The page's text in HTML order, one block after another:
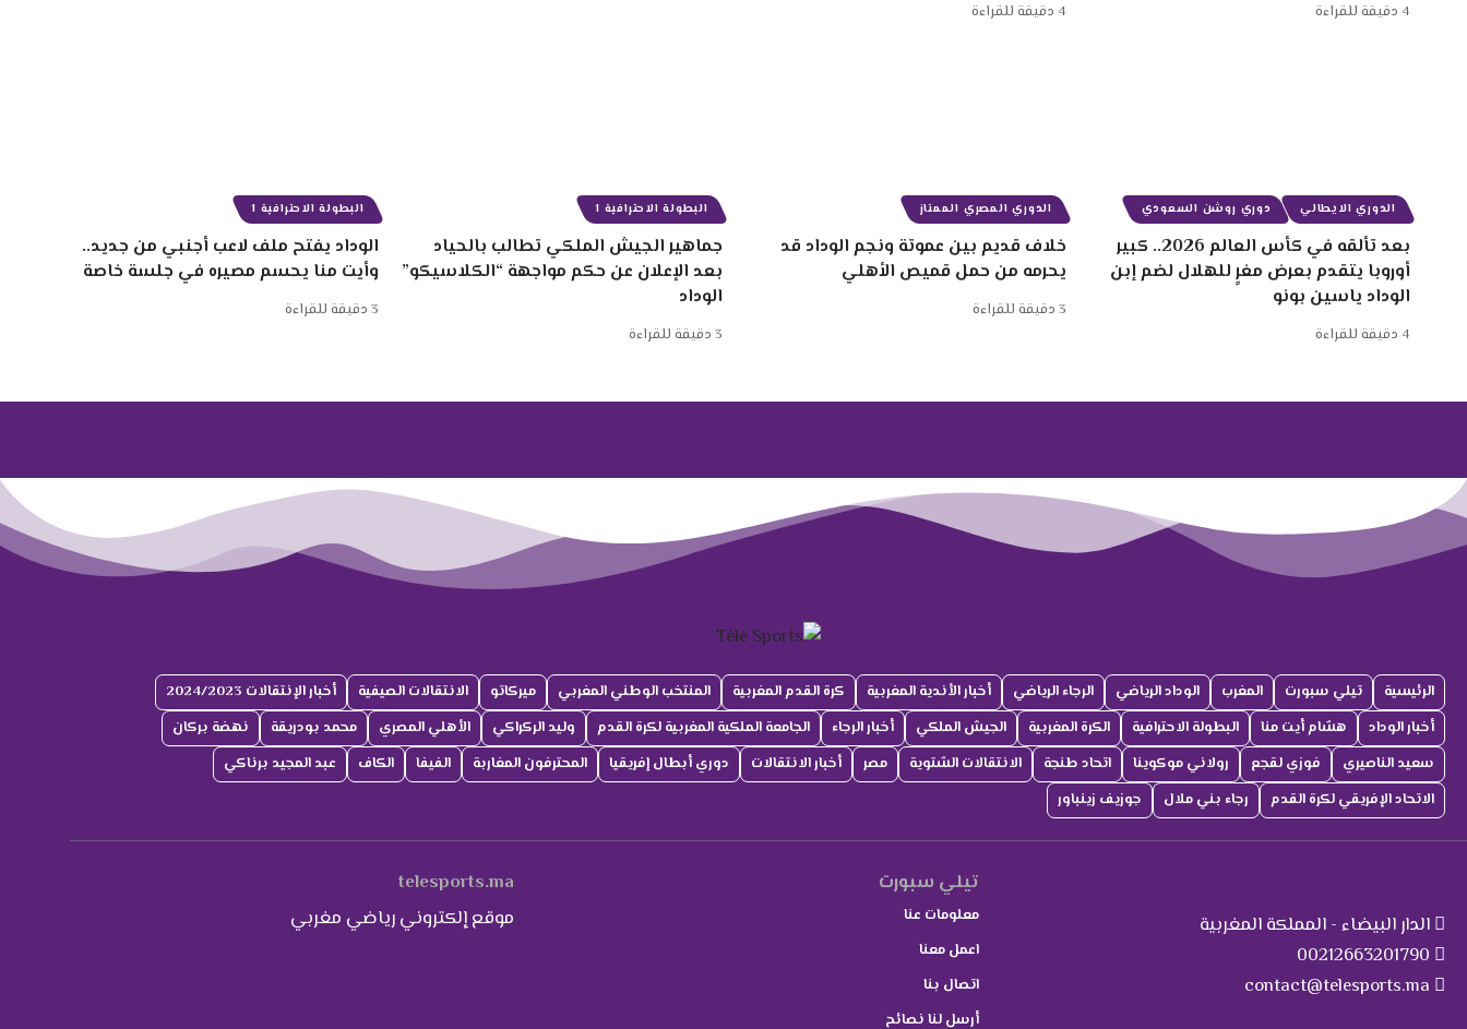
4 دقيقة للقراءة 4 دقيقة للقراءة
الدوري الايطالي دوري روشن السعودي
بعد تألقه في كأس العالم 2026.. كبير
أوروبا يتقدم بعرض مغرٍ للهلال لضم إبن
الوداد ياسين بونو
4 دقيقة للقراءة
الدوري المصري الممتاز
خلاف قديم بين عموتة ونجم الوداد قد
يحرمه من حمل قميص الأهلي
3 دقيقة للقراءة
البطولة الاحترافية 1
جماهير الجيش الملكي تطالب بالحياد
بعد الإعلان عن حكم مواجهة “الكلاسيكو”
الوداد
3 دقيقة للقراءة
البطولة الاحترافية 1
الوداد يفتح ملف لاعب أجنبي من جديد..
وأيت منا يحسم مصيره في جلسة خاصة
3 دقيقة للقراءة
الرئيسية تيلي سبورت المغرب الوداد الرياضي الرجاء الرياضي أخبار الأندية المغربية كرة القدم المغربية المنتخب الوطني المغربي ميركاتو الانتقالات الصيفية
أخبار الإنتقالات 2024/2023
أخبار الوداد
هشام أيت منا البطولة الاحترافية الكرة المغربية الجيش الملكي أخبار الرجاء الجامعة الملكية المغربية لكرة القدم وليد الركراكي الأهلي المصري محمد بودريقة
نهضة بركان
سعيد الناصيري
فوزي لقجع رولاني موكوينا اتحاد طنجة الانتقالات الشتوية مصر أخبار الانتقالات دوري أبطال إفريقيا المحترفون المغاربة الفيفا الكاف
عبد المجيد برناكي
الاتحاد الإفريقي لكرة القدم
رجاء بني ملال جوزيف زينباور
الدار البيضاء - المملكة المغربية
00212663201790
contact@telesports.ma
تيلي سبورت
معلومات عنا
اعمل معنا
اتصال بنا
أرسل لنا نصائح
telesports.ma
موقع إلكتروني رياضي مغربي